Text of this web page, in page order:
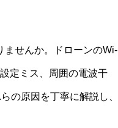
ませんか。ドローンのWi-
定ミス、周囲の電波干
の原因を丁寧に解説し、